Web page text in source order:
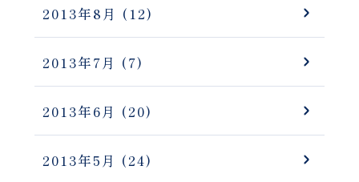
2013年8月 (12)
2013年7月 (7)
2013年6月 (20)
2013年5月 (24)